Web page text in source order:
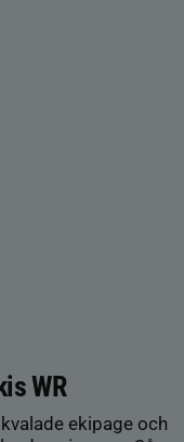
WR
ekipage och